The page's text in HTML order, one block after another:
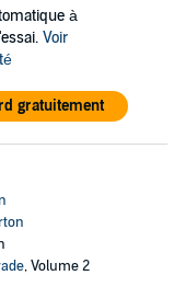
à
Voir
gratuitement
, Volume 2